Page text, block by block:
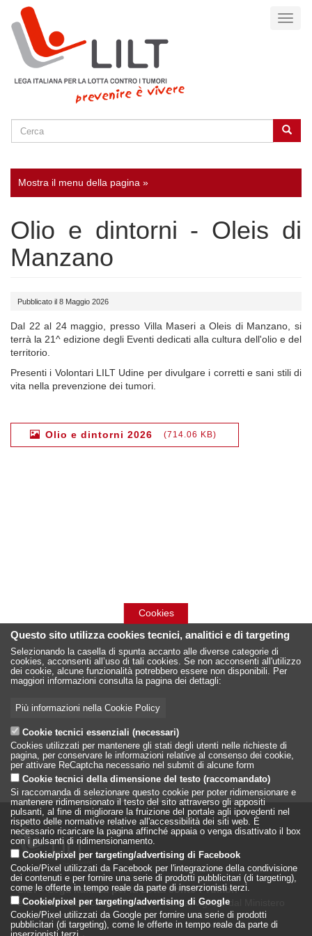
contenuto
principale
SEARCH Cerca
Mostra il menu della pagina »
Olio e dintorni - Oleis di
Manzano
Pubblicato il 8 Maggio 2026
Dal 22 al 24 maggio, presso Villa Maseri a Oleis di Manzano, si
terrà la 21^ edizione degli Eventi dedicati alla cultura dell'olio e del
territorio.
Presenti i Volontari LILT Udine per divulgare i corretti e sani stili di
vita nella prevenzione dei tumori.
Olio e dintorni 2026 714.06 KB
LILT - Lega Italiana per la Lotta conto i Tumori
è un Ente Pubblico su base associativa, vigilato dal Ministero
della Salute
Cookies
Questo sito utilizza cookies tecnici, analitici e di targeting
Selezionando la casella di spunta accanto alle diverse categorie di
cookies, acconsenti all’uso di tali cookies. Se non acconsenti all'utilizzo
dei cookie, alcune funzionalità potrebbero essere non disponibili. Per
maggiori informazioni consulta la pagina dei dettagli:
Più informazioni nella Cookie Policy
Cookie tecnici essenziali (necessari)
Cookies utilizzati per mantenere gli stati degli utenti nelle richieste di
pagina, per conservare le informazioni relative al consenso dei cookie,
per attivare ReCaptcha necessario nel submit di alcune form
Cookie tecnici della dimensione del testo (raccomandato)
Si raccomanda di selezionare questo cookie per poter ridimensionare e
mantenere ridimensionato il testo del sito attraverso gli appositi
pulsanti, al fine di migliorare la fruizione del portale agli ipovedenti nel
rispetto delle normative relative all'accessibilità dei siti web. È
necessario ricaricare la pagina affinché appaia o venga disattivato il box
con i pulsanti di ridimensionamento.
Cookie/pixel per targeting/advertising di Facebook
Cookie/Pixel utilizzati da Facebook per l'integrazione della condivisione
dei contenuti e per fornire una serie di prodotti pubblicitari (di targeting),
come le offerte in tempo reale da parte di inserzionisti terzi.
Cookie/pixel per targeting/advertising di Google
Cookie/Pixel utilizzati da Google per fornire una serie di prodotti
pubblicitari (di targeting), come le offerte in tempo reale da parte di